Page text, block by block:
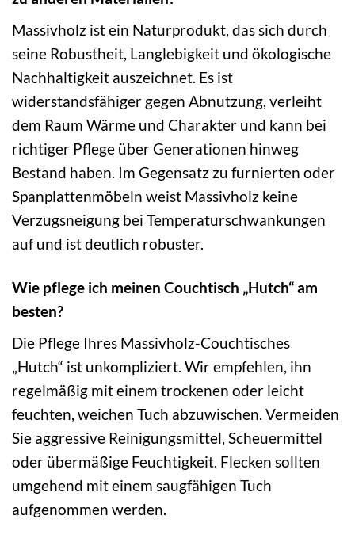
Massivholz ist ein Naturprodukt, das sich durch
seine Robustheit, Langlebigkeit und ökologische
Nachhaltigkeit auszeichnet. Es ist
widerstandsfähiger gegen Abnutzung, verleiht
dem Raum Wärme und Charakter und kann bei
richtiger Pflege über Generationen hinweg
Bestand haben. Im Gegensatz zu furnierten oder
Spanplattenmöbeln weist Massivholz keine
Verzugsneigung bei Temperaturschwankungen
auf und ist deutlich robuster.
Wie pflege ich meinen Couchtisch „Hutch“ am
besten?
Die Pflege Ihres Massivholz-Couchtisches
„Hutch“ ist unkompliziert. Wir empfehlen, ihn
regelmäßig mit einem trockenen oder leicht
feuchten, weichen Tuch abzuwischen. Vermeiden
Sie aggressive Reinigungsmittel, Scheuermittel
oder übermäßige Feuchtigkeit. Flecken sollten
umgehend mit einem saugfähigen Tuch
aufgenommen werden.